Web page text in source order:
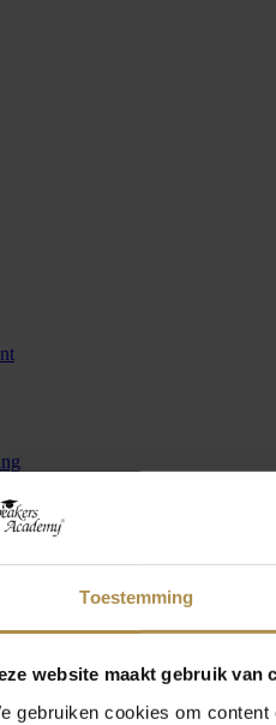
Toestemming
website maakt gebruik van
gebruiken cookies om